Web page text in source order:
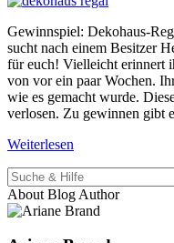
Gewinnspiel: Dekohaus-
sucht nach einem Besitzer
für euch! Vielleicht erinnert
von vor ein paar Wochen.
wie es gemacht wurde.
verlosen. Zu gewinnen gibt
Weiterlesen
Suche
für:
About Blog Author